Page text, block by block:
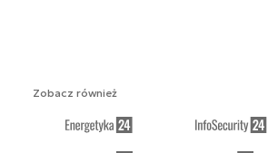
Zobacz również